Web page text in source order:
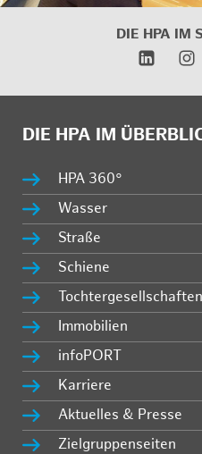
DIE HPA IM
DIE HPA IM
HPA 360°
Wasser
Straße
Schiene
Tochtergesellschaften
Immobilien
infoPORT
Karriere
Aktuelles & Presse
Zielgruppenseiten